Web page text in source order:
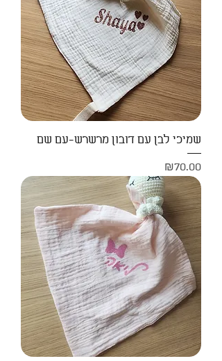
שמיכי לבן עם דובון מרשרש-עם שם
Price
₪70.00